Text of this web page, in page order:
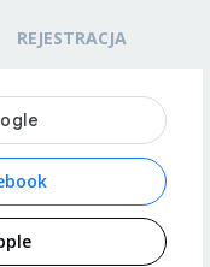
REJESTRACJA